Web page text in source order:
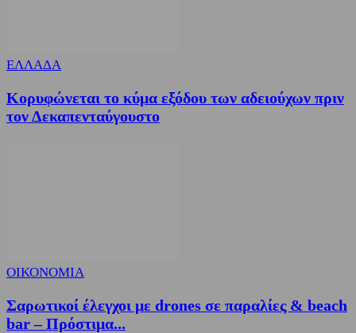
ΕΛΛΑΔΑ
Κορυφώνεται το κύμα εξόδου των αδειούχων πριν
τον Δεκαπενταύγουστο
ΟΙΚΟΝΟΜΙΑ
Σαρωτικοί έλεγχοι με drones σε παραλίες & beach
bar – Πρόστιμα...